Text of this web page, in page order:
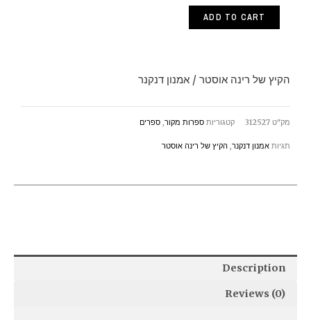
דנקנר
ADD TO CART
הקיץ של רינה אוסטר / אמנון דנקנר
מק"ט 312527 קטגוריות ספרות מקור, ספרים
תגיות אמנון דנקנר, הקיץ של רינה אוסטר
Description
Reviews (0)